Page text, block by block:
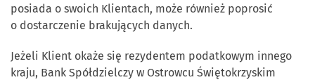
posiada o swoich Klientach, może również poprosić
o dostarczenie brakujących danych.
Jeżeli Klient okaże się rezydentem podatkowym innego
kraju, Bank Spółdzielczy w Ostrowcu Świętokrzyskim